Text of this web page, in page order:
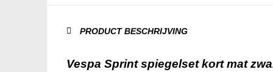
PRODUCT BESCHRIJVING
Vespa Sprint spiegelset kort mat